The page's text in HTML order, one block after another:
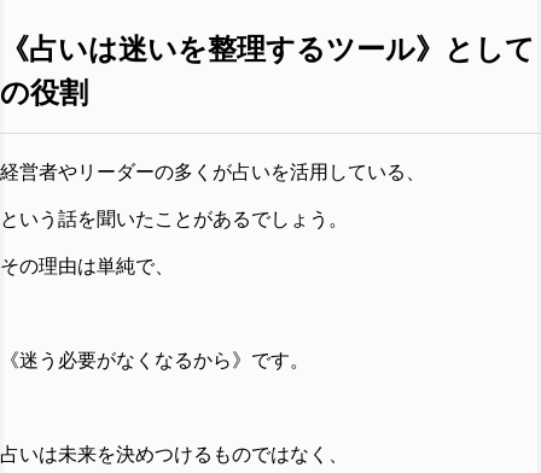
《占いは迷いを整理するツール》として
の役割
経営者やリーダーの多くが占いを活用している、
という話を聞いたことがあるでしょう。
その理由は単純で、
《迷う必要がなくなるから》です。
占いは未来を決めつけるものではなく、